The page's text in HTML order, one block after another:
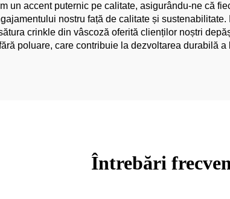
un accent puternic pe calitate, asigurându-ne că
nostru față de calitate și
crinkle din vâscoză oferită clienților noștri
poluare, care contribuie la dezvoltarea durabilă a
Întrebări